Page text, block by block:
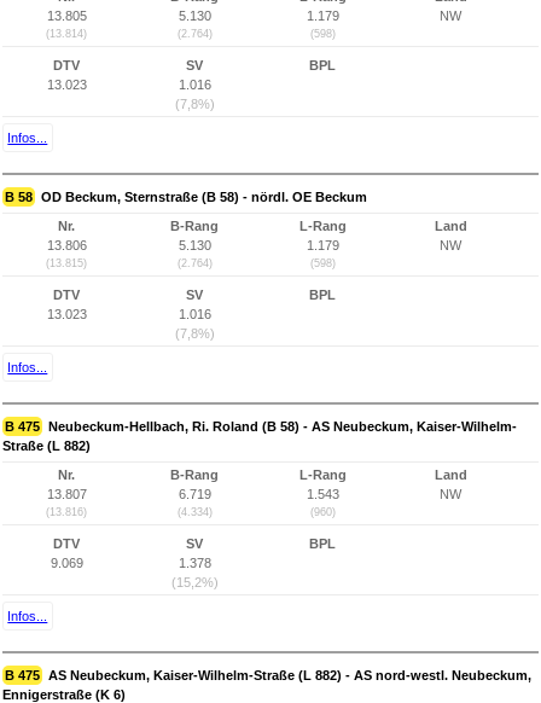
13.805
(13.814)
5.130
(2.764)
1.179
(598)
NW
DTV
13.023
SV
1.016
(7,8%)
BPL
Infos...
B 58 OD Beckum, Sternstraße (B 58) - nördl. OE Beckum
Nr.
13.806
(13.815)
B-Rang
5.130
(2.764)
L-Rang
1.179
(598)
Land
NW
DTV
13.023
SV
1.016
(7,8%)
BPL
Infos...
B 475 Neubeckum-Hellbach, Ri. Roland (B 58) - AS Neubeckum, Kaiser-Wilhelm-
Straße (L 882)
Nr.
13.807
(13.816)
B-Rang
6.719
(4.334)
L-Rang
1.543
(960)
Land
NW
DTV
9.069
SV
1.378
(15,2%)
BPL
Infos...
B 475 AS Neubeckum, Kaiser-Wilhelm-Straße (L 882) - AS nord-westl. Neubeckum,
Ennigerstraße (K 6)